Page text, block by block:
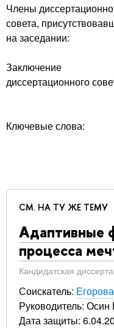
Члены
совета,
на заседании:
Заключение
диссертационного
Ключевые слова:
СМ. НА ТУ ЖЕ ТЕМУ
Адаптивные
процесса
Кандидатская
Соискатель:
Руководитель:
Дата защиты: